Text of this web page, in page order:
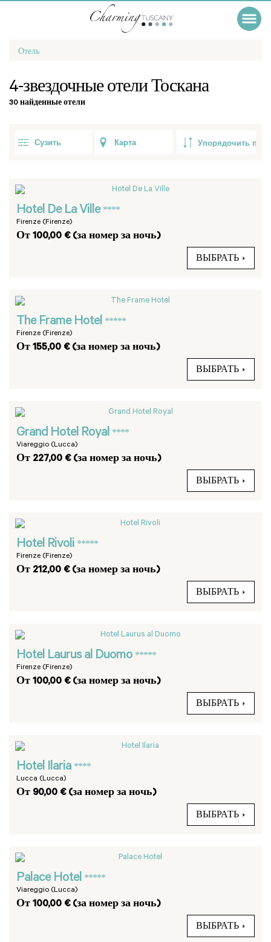
Отель
4-звездочные отели Тоскана
30 найденные отели
Сузить Карта
Hotel De La Ville ****
Firenze (Firenze)
От 100,00 € (за номер за ночь)
ВЫБРАТЬ
The Frame Hotel *****
Firenze (Firenze)
От 155,00 € (за номер за ночь)
ВЫБРАТЬ
Grand Hotel Royal ****
Viareggio (Lucca)
От 227,00 € (за номер за ночь)
ВЫБРАТЬ
Hotel Rivoli *****
Firenze (Firenze)
От 212,00 € (за номер за ночь)
ВЫБРАТЬ
Hotel Laurus al Duomo *****
Firenze (Firenze)
От 100,00 € (за номер за ночь)
ВЫБРАТЬ
Hotel Ilaria ****
Lucca (Lucca)
От 90,00 € (за номер за ночь)
ВЫБРАТЬ
Palace Hotel *****
Viareggio (Lucca)
От 100,00 € (за номер за ночь)
ВЫБРАТЬ